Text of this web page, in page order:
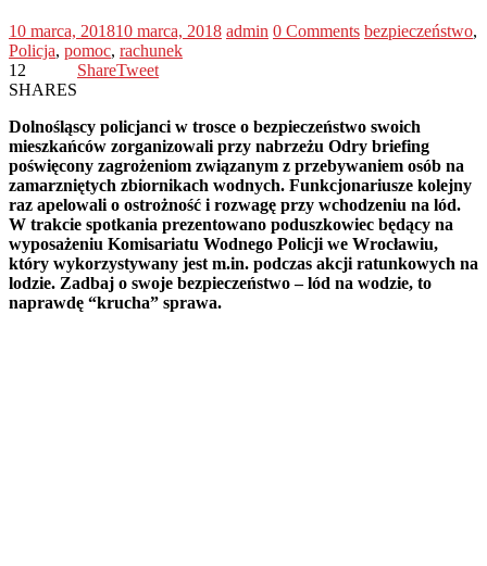
10 marca, 201810 marca, 2018 admin 0 Comments bezpieczeństwo,
Policja, pomoc, rachunek
12
SHARES
ShareTweet
Dolnośląscy policjanci w trosce o bezpieczeństwo swoich
mieszkańców zorganizowali przy nabrzeżu Odry briefing
poświęcony zagrożeniom związanym z przebywaniem osób na
zamarzniętych zbiornikach wodnych. Funkcjonariusze kolejny
raz apelowali o ostrożność i rozwagę przy wchodzeniu na lód.
W trakcie spotkania prezentowano poduszkowiec będący na
wyposażeniu Komisariatu Wodnego Policji we Wrocławiu,
który wykorzystywany jest m.in. podczas akcji ratunkowych na
lodzie. Zadbaj o swoje bezpieczeństwo – lód na wodzie, to
naprawdę “krucha” sprawa.